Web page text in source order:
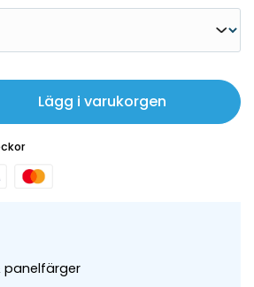
Lägg i varukorgen
panelfärger